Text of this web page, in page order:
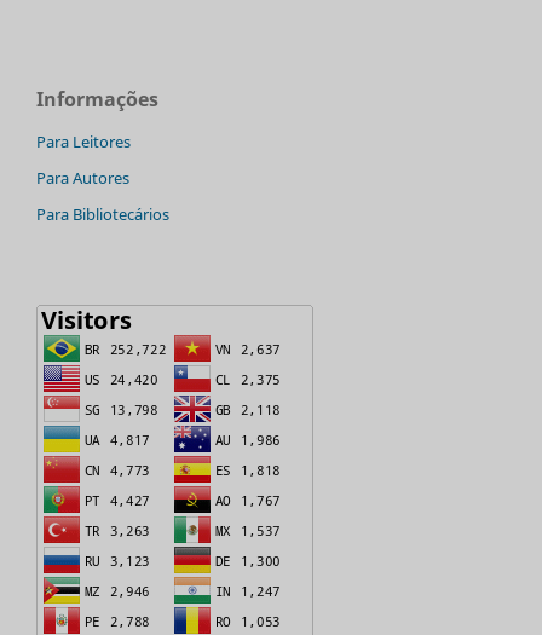
Informações
Para Leitores
Para Autores
Para Bibliotecários